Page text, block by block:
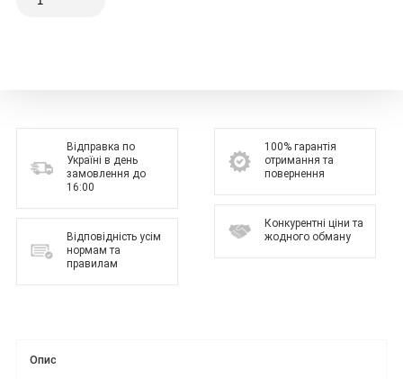
Відправка по
Україні в день
замовлення до
16:00
Відповідність усім
нормам та
правилам
100% гарантія
отримання та
повернення
Конкурентні ціни та
жодного обману
Опис